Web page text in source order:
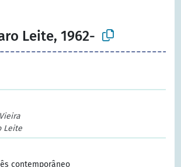
Leite, 1962-
Leite
contemporâneo